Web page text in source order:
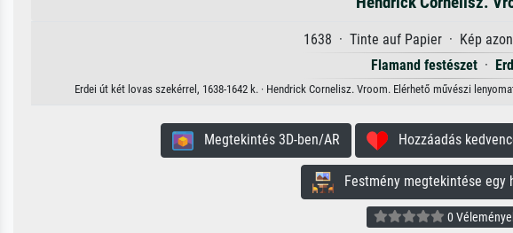
1638 · Tinte auf Papier · Kép
Flamand festészet·
Erdei út két lovas szekérrel, 1638-1642 k. · Hendrick Cornelisz. Vroom. Elérhető művészi
Megtekintés 3D-ben/AR Hozzáadás
Festmény megtekintése egy
0